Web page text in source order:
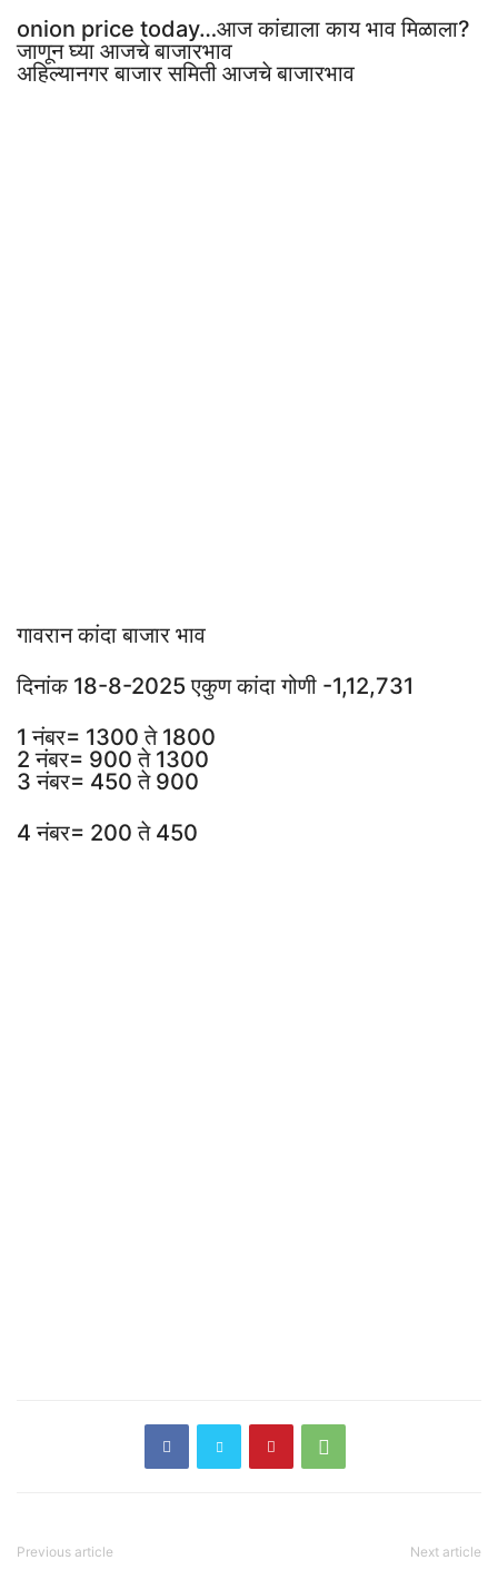
onion price today…आज कांद्याला काय भाव मिळाला?
जाणून घ्या आजचे बाजारभाव
अहिल्यानगर बाजार समिती आजचे बाजारभाव
गावरान कांदा बाजार भाव
दिनांक 18-8-2025 एकुण कांदा गोणी -1,12,731
1 नंबर= 1300 ते 1800
2 नंबर= 900 ते 1300
3 नंबर= 450 ते 900
4 नंबर= 200 ते 450
Previous article Next article